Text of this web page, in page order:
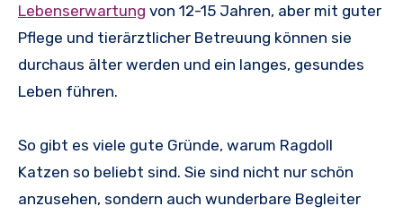
Lebenserwartung von 12-15 Jahren, aber mit guter
Pflege und tierärztlicher Betreuung können sie
durchaus älter werden und ein langes, gesundes
Leben führen.
So gibt es viele gute Gründe, warum Ragdoll
Katzen so beliebt sind. Sie sind nicht nur schön
anzusehen, sondern auch wunderbare Begleiter